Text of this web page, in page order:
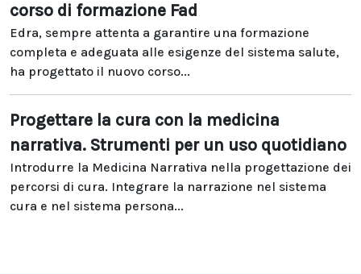
corso di formazione Fad
Edra, sempre attenta a garantire una formazione
completa e adeguata alle esigenze del sistema salute,
ha progettato il nuovo corso...
Progettare la cura con la medicina
narrativa. Strumenti per un uso quotidiano
Introdurre la Medicina Narrativa nella progettazione dei
percorsi di cura. Integrare la narrazione nel sistema
cura e nel sistema persona...